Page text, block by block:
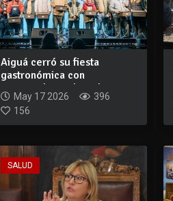
Aiguá cerró su fiesta
gastronómica con
competidores de todo...
May 17 2026
396
156
SALUD